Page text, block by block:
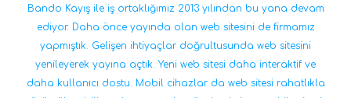
Bando Kayış ile iş ortaklığımız 2013 yılından bu yana devam
ediyor. Daha önce yayında olan web sitesini de firmamız
yapmıştık. Gelişen ihtiyaçlar doğrultusunda web sitesini
yenileyerek yayına açtık. Yeni web sitesi daha interaktif ve
daha kullanıcı dostu. Mobil cihazlar da web sitesi rahatlıkla